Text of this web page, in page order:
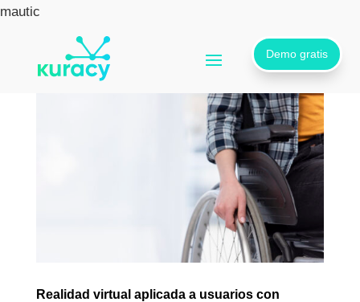
mautic
Demo gratis
Realidad virtual aplicada a usuarios con